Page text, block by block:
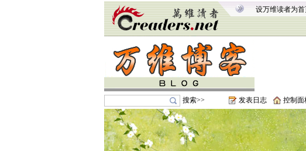
设万维读者为首
搜索>> 发表日志 控制面